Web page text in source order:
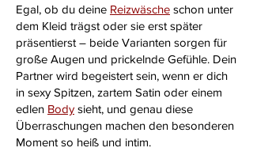
Egal, ob du deine Reizwäsche schon unter
dem Kleid trägst oder sie erst später
präsentierst – beide Varianten sorgen für
große Augen und prickelnde Gefühle. Dein
Partner wird begeistert sein, wenn er dich
in sexy Spitzen, zartem Satin oder einem
edlen Body sieht, und genau diese
Überraschungen machen den besonderen
Moment so heiß und intim.